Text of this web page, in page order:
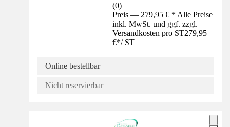
(0)
Preis — 279,95 € * Alle Preise
inkl. MwSt. und ggf. zzgl.
Versandkosten pro ST279,95
€*/ ST
Online bestellbar
Nicht reservierbar